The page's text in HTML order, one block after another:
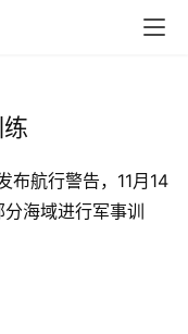
布航行警告，11月14
海域进行军事训